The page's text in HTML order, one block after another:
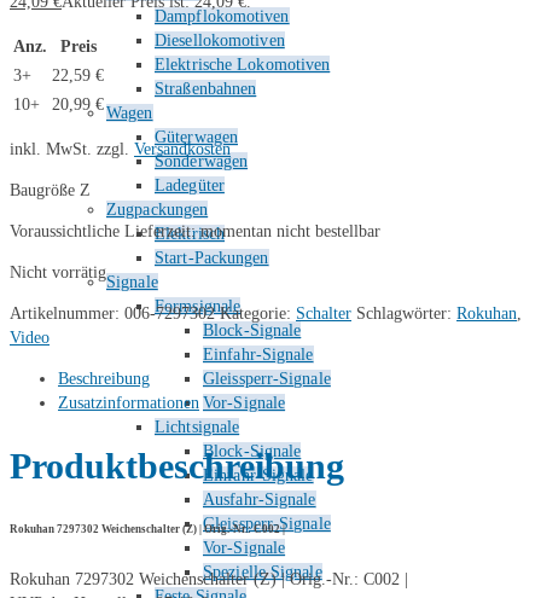
Dampflokomotiven
Diesellokomotiven
Elektrische Lokomotiven
Straßenbahnen
Wagen
Güterwagen
Sonderwagen
Ladegüter
Zugpackungen
Elektrisch
Start-Packungen
Signale
Formsignale
Block-Signale
Einfahr-Signale
Gleissperr-Signale
Vor-Signale
Lichtsignale
Block-Signale
Einfahr-Signale
Ausfahr-Signale
Gleissperr-Signale
Vor-Signale
Spezielle Signale
Anz.
Preis
3+
22,59 €
10+
20,99 €
inkl. MwSt. zzgl. Versandkosten
Baugröße Z
Voraussichtliche Lieferzeit: momentan nicht bestellbar
Nicht vorrätig
Artikelnummer: 006-7297302 Kategorie: Schalter Schlagwörter: Rokuhan
Video
Beschreibung
Zusatzinformationen
Produktbeschreibung
Rokuhan 7297302 Weichenschalter (Z) | Orig.-Nr.: C002 |
Rokuhan 7297302 Weichenschalter (Z) | Orig.-Nr.: C002 |